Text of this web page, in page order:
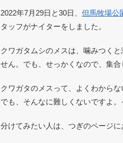
2022年7月29日と30日、 但馬牧場公
タッフがナイターをしました。
クワガタムシのメスは、噛みつく
せん。でも、せっかくなので、集合
クワガタのメスって、よくわからな
でも、そんなに難しくないですよ
分けてみたい人は、つぎのページに